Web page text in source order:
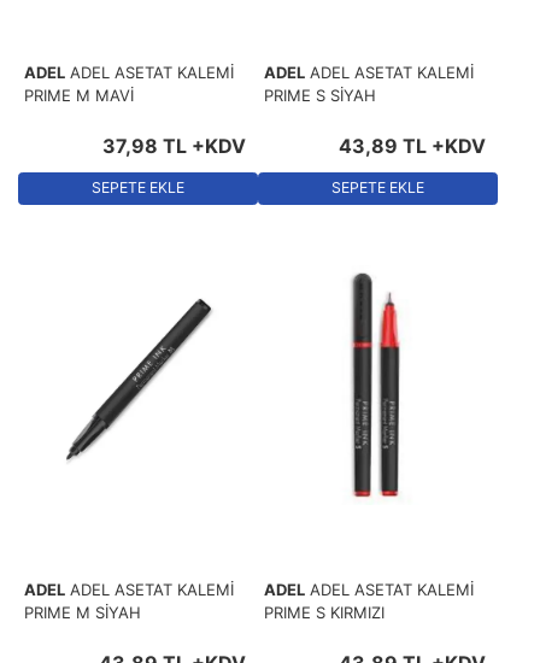
ADEL ADEL ASETAT KALEMİ
PRIME M MAVİ
37,98 TL +KDV
SEPETE EKLE
ADEL ADEL ASETAT KALEMİ
PRIME S SİYAH
43,89 TL +KDV
SEPETE EKLE
ADEL ADEL ASETAT KALEMİ
PRIME M SİYAH
ADEL ADEL ASETAT KALEMİ
PRIME S KIRMIZI